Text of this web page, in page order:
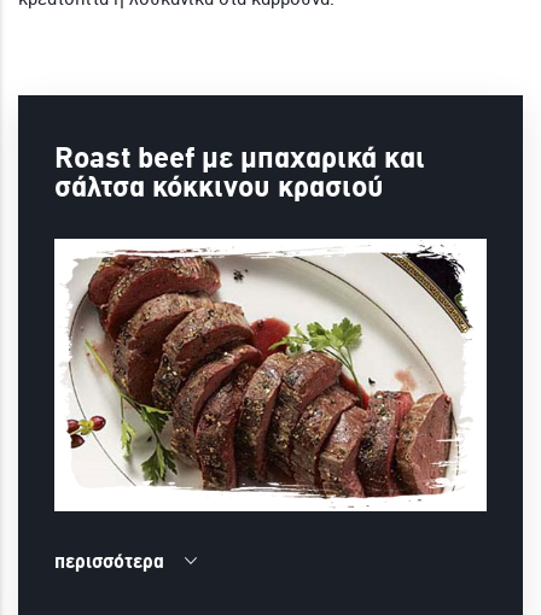
Roast beef με μπαχαρικά και
σάλτσα κόκκινου κρασιού
περισσότερα